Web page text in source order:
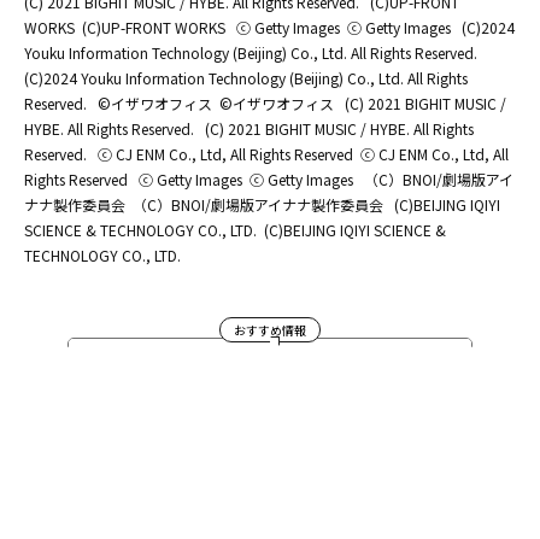
WORKS (C)UP-FRONT WORKS ⓒ Getty Images ⓒ Getty Images (C)2024
Youku Information Technology (Beijing) Co., Ltd. All Rights Reserved.
(C)2024 Youku Information Technology (Beijing) Co., Ltd. All Rights
Reserved. ©イザワオフィス ©イザワオフィス
(C) 2021 BIGHIT MUSIC /
HYBE. All Rights Reserved. (C) 2021 BIGHIT MUSIC / HYBE. All Rights
Reserved. ⓒ CJ ENM Co., Ltd, All Rights Reserved ⓒ CJ ENM Co., Ltd, All
Rights Reserved ⓒ Getty Images ⓒ Getty Images
（C）BNOI/劇場版アイ
ナナ製作委員会
（C）BNOI/劇場版アイナナ製作委員会 (C)BEIJING IQIYI
SCIENCE & TECHNOLOGY CO., LTD. (C)BEIJING IQIYI SCIENCE &
TECHNOLOGY CO., LTD.
おすすめ情報